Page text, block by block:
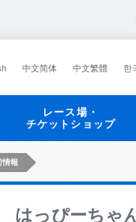
中文简体 中文繁體 한
レース場・
チケットショップ
情報
はっぴーちゃ